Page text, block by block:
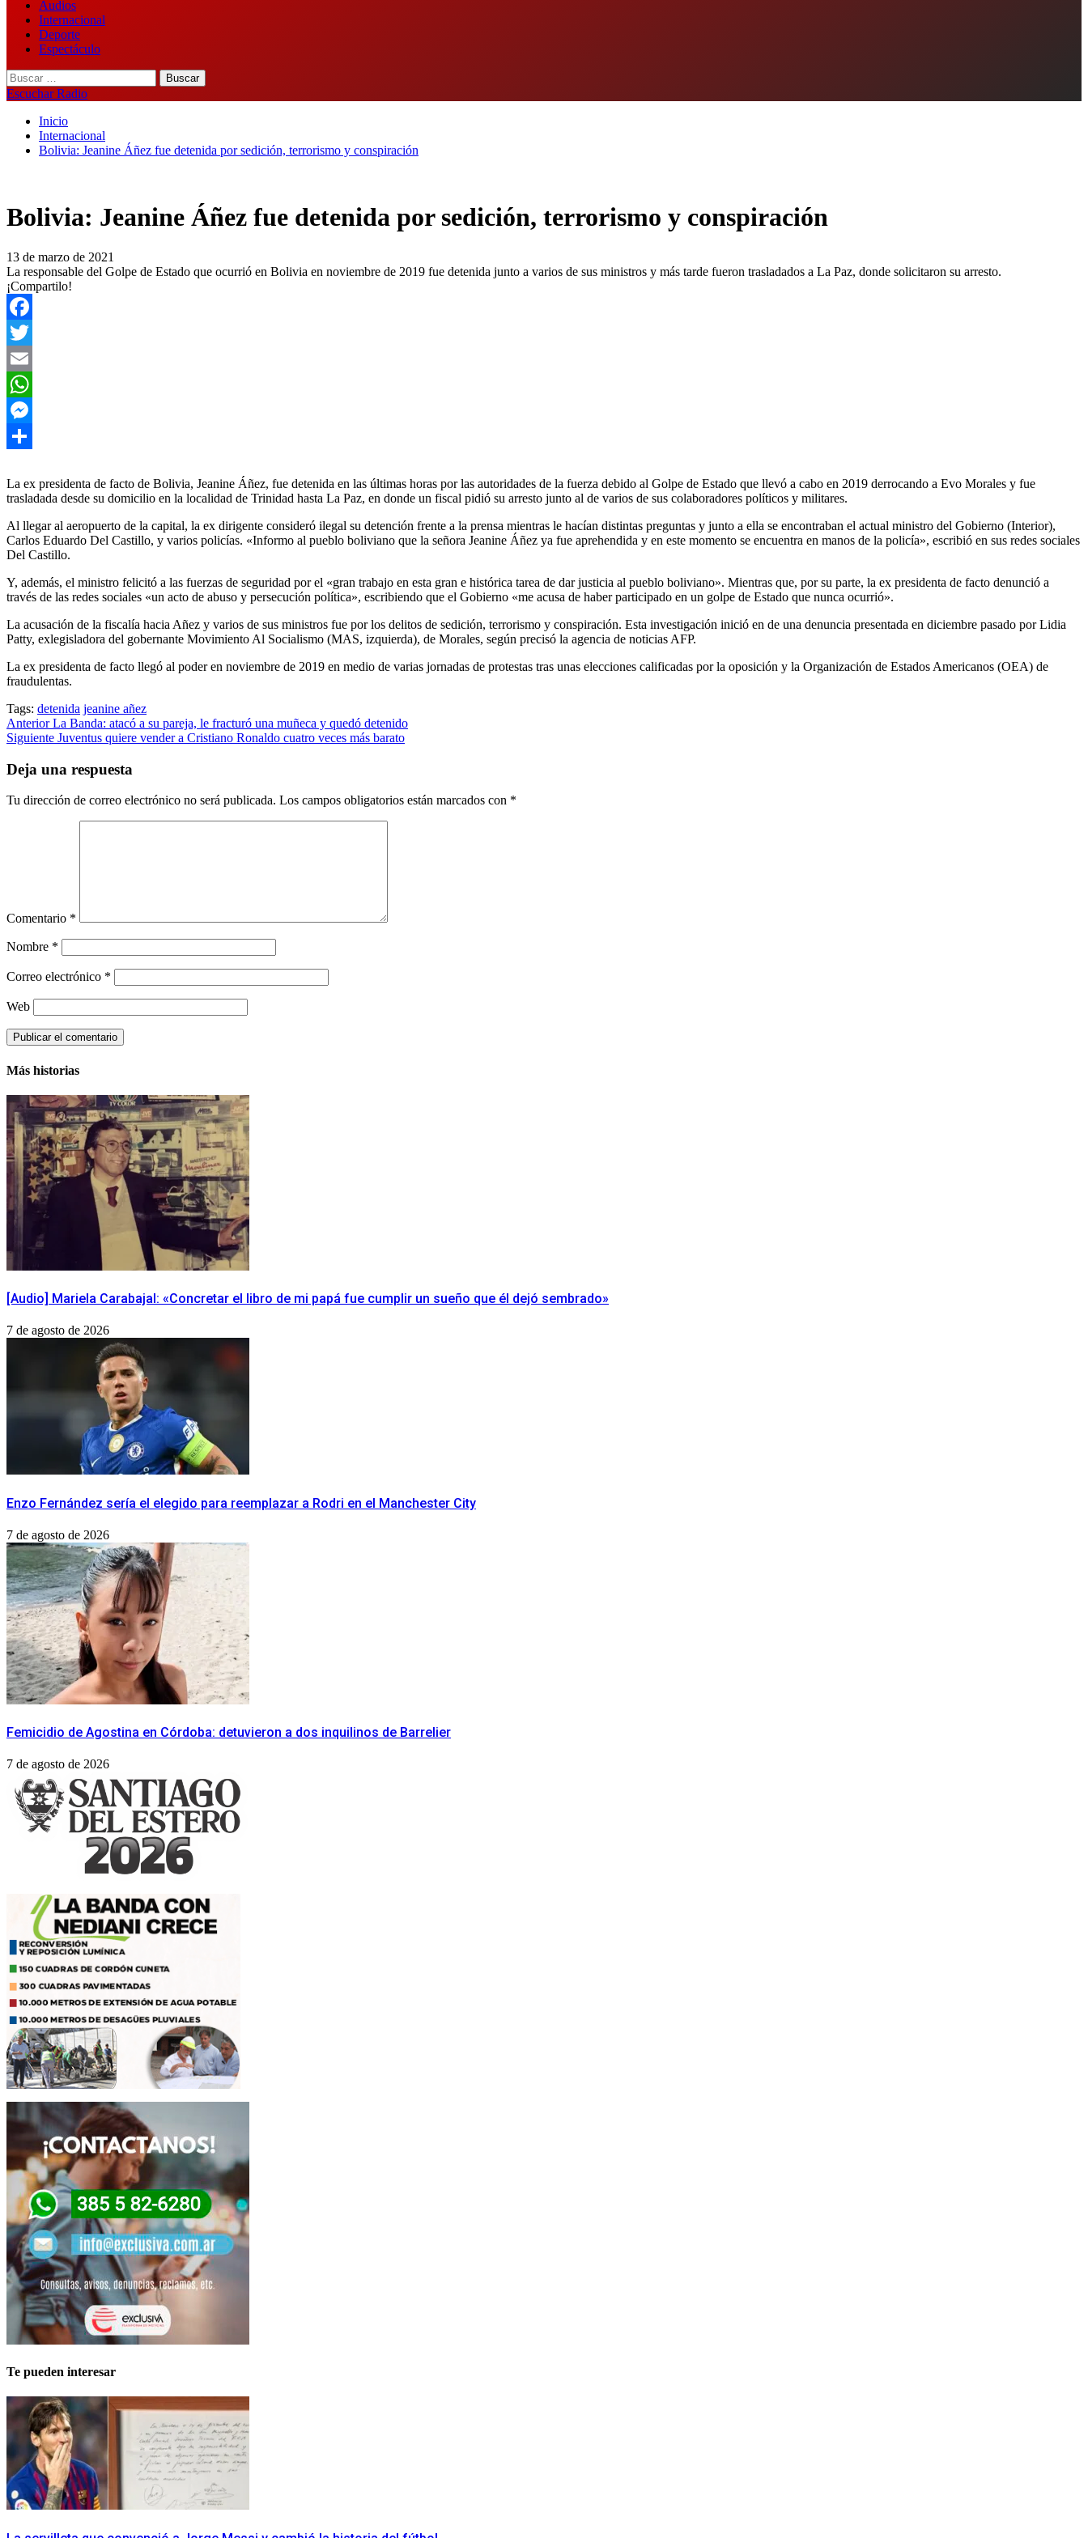
Audios
Internacional
Deporte
Espectáculo
Buscar:
Escuchar Radio
Inicio
Internacional
Bolivia: Jeanine Áñez fue detenida por sedición, terrorismo y conspiración
Bolivia: Jeanine Áñez fue detenida por sedición, terrorismo y conspiración
13 de marzo de 2021
La responsable del Golpe de Estado que ocurrió en Bolivia en noviembre de 2019 fue detenida junto a varios de sus ministros y más tarde fueron trasladados a La Paz, donde solicitaron su arresto.
¡Compartilo!
Facebook
Twitter
Email
WhatsApp
Messenger
La ex presidenta de facto de Bolivia, Jeanine Áñez, fue detenida en las últimas horas por las autoridades de la fuerza debido al Golpe de Estado que llevó a cabo en 2019 derrocando a Evo Morales y fue
trasladada desde su domicilio en la localidad de Trinidad hasta La Paz, en donde un fiscal pidió su arresto junto al de varios de sus colaboradores políticos y militares.
Al llegar al aeropuerto de la capital, la ex dirigente consideró ilegal su detención frente a la prensa mientras le hacían distintas preguntas y junto a ella se encontraban el actual ministro del Gobierno (Interior),
Carlos Eduardo Del Castillo, y varios policías. «Informo al pueblo boliviano que la señora Jeanine Áñez ya fue aprehendida y en este momento se encuentra en manos de la policía», escribió en sus redes sociales
Del Castillo.
Y, además, el ministro felicitó a las fuerzas de seguridad por el «gran trabajo en esta gran e histórica tarea de dar justicia al pueblo boliviano». Mientras que, por su parte, la ex presidenta de facto denunció a
través de las redes sociales «un acto de abuso y persecución política», escribiendo que el Gobierno «me acusa de haber participado en un golpe de Estado que nunca ocurrió».
La acusación de la fiscalía hacia Añez y varios de sus ministros fue por los delitos de sedición, terrorismo y conspiración. Esta investigación inició en de una denuncia presentada en diciembre pasado por Lidia
Patty, exlegisladora del gobernante Movimiento Al Socialismo (MAS, izquierda), de Morales, según precisó la agencia de noticias AFP.
La ex presidenta de facto llegó al poder en noviembre de 2019 en medio de varias jornadas de protestas tras unas elecciones calificadas por la oposición y la Organización de Estados Americanos (OEA) de
fraudulentas.
Tags: detenida jeanine añez
Post
navigation
AnteriorLa Banda: atacó a su pareja, le fracturó una muñeca y quedó detenido
Siguiente Juventus quiere vender a Cristiano Ronaldo cuatro veces más barato
Deja una respuesta
Tu dirección de correo electrónico no será publicada. Los campos obligatorios están marcados con *
Comentario *
Nombre *
Correo electrónico *
Web
Más historias
[Audio] Mariela Carabajal: «Concretar el libro de mi papá fue cumplir un sueño que él dejó sembrado»
7 de agosto de 2026
Enzo Fernández sería el elegido para reemplazar a Rodri en el Manchester City
7 de agosto de 2026
Femicidio de Agostina en Córdoba: detuvieron a dos inquilinos de Barrelier
7 de agosto de 2026
Te pueden interesar